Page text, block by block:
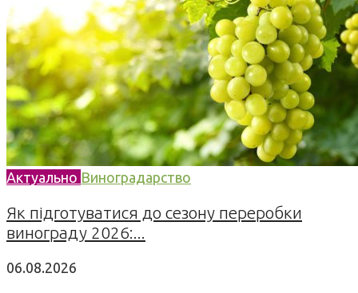
Актуально Виноградарство
Як підготуватися до сезону переробки
винограду 2026:...
06.08.2026